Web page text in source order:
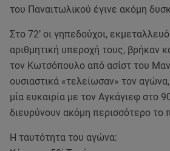
του Παναιτωλικού έγινε ακόμη
Στο 72’ οι γηπεδούχοι,
αριθμητική υπεροχή τους, βρήκαν
τον Κωτσόπουλο από ασίστ του
ουσιαστικά «τελείωσαν» τον
μία ευκαιρία με τον Αγκάγιεφ στο
διευρύνουν ακόμη περισσότερο το
Η ταυτότητα του αγώνα: